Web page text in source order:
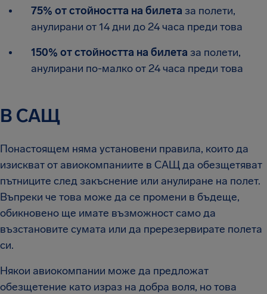
75% от стойността на билета за полети,
анулирани от 14 дни до 24 часа преди това
150% от стойността на билета за полети,
анулирани по-малко от 24 часа преди това
В САЩ
Понастоящем няма установени правила, които да
изискват от авиокомпаниите в САЩ да обезщетяват
пътниците след закъснение или анулиране на полет.
Въпреки че това може да се промени в бъдеще,
обикновено ще имате възможност само да
възстановите сумата или да пререзервирате полета
си.
Някои авиокомпании може да предложат
обезщетение като израз на добра воля, но това